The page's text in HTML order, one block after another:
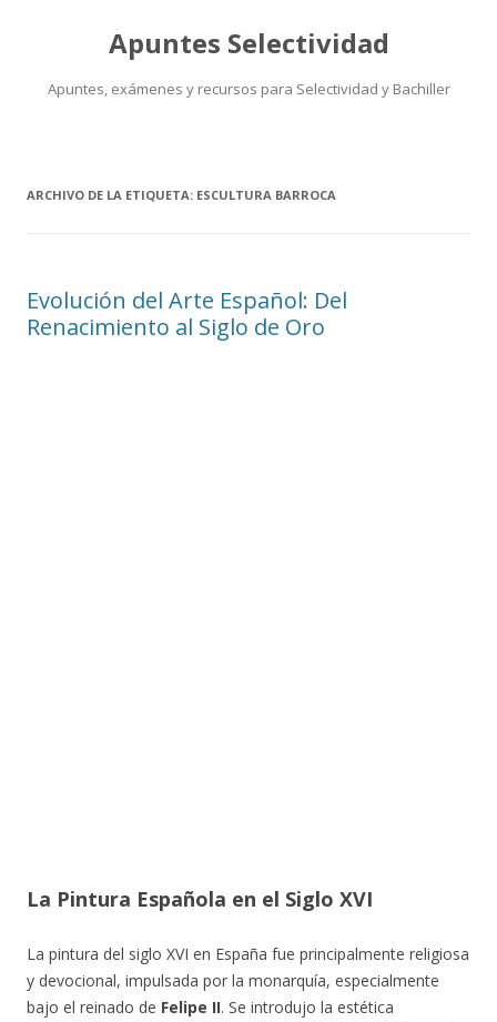
Apuntes Selectividad
Apuntes, exámenes y recursos para Selectividad y Bachiller
ARCHIVO DE LA ETIQUETA: ESCULTURA BARROCA
Evolución del Arte Español: Del
Renacimiento al Siglo de Oro
La Pintura Española en el Siglo XVI
La pintura del siglo XVI en España fue principalmente religiosa
y devocional, impulsada por la monarquía, especialmente
bajo el reinado de Felipe II. Se introdujo la estética